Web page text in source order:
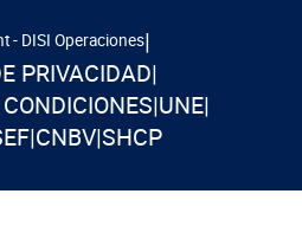
- DISI Operaciones|
PRIVACIDAD|
|UNE|
|CNBV|SHCP